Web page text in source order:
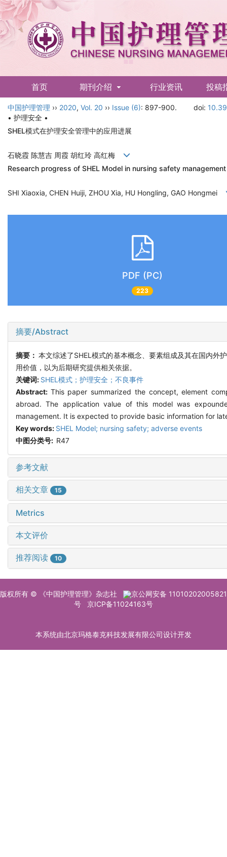
首页 期刊介绍 行业资讯 投稿
English
中国护理管理 ›› 2020, Vol. 20 ›› Issue (6): 897-900. doi:
• 护理安全 •
SHEL模式在护理安全管理中的应用进展
石晓霞 陈慧吉 周霞 胡红玲 高红梅
Research progress of SHEL Model in nursing safety management
SHI Xiaoxia, CHEN Huiji, ZHOU Xia, HU Hongling, GAO Hongmei
PDF (PC)
223
摘要/Abstract
摘要：本文综述了SHEL模式的基本概念、要素组成及其在国内外
用价值，以为后期研究提供相关依据。
关键词: SHEL模式；护理安全；不良事件
Abstract: This paper summarized the concept, element
abroad. The application value of this model was
management. It is expected to provide basic information for
Key words: SHEL Model; nursing safety; adverse events
中图分类号: R47
参考文献
相关文章 15
Metrics
本文评价
推荐阅读 10
版权所有 © 《中国护理管理》杂志社
京公网安备 11010202005821
号
京ICP备11024163号
本系统由北京玛格泰克科技发展有限公司设计开发